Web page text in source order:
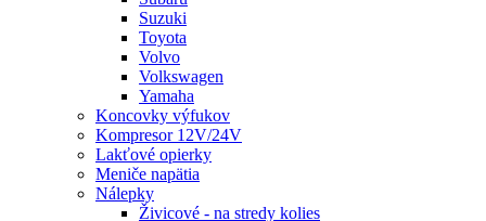
Suzuki
Toyota
Volvo
Volkswagen
Yamaha
Koncovky výfukov
Kompresor 12V/24V
Lakťové opierky
Meniče napätia
Nálepky
Živicové - na stredy kolies